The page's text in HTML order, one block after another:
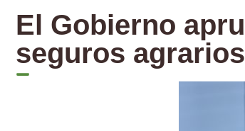
El Gobierno
seguros